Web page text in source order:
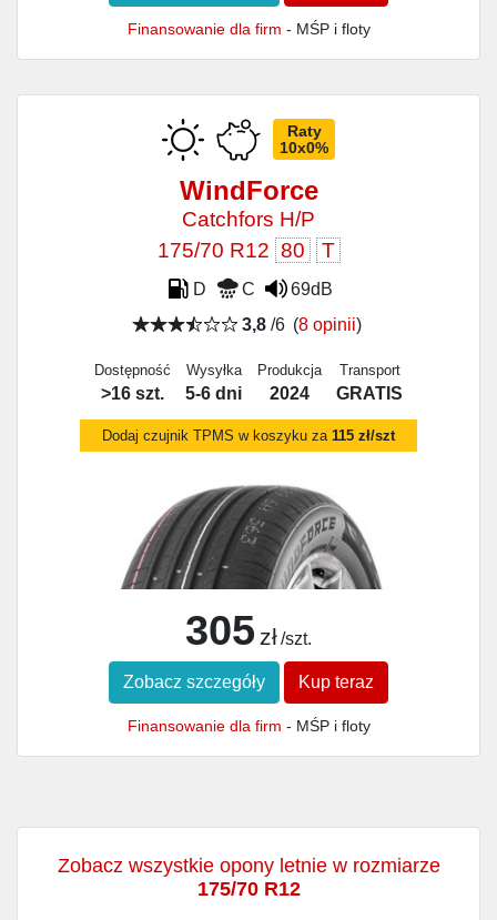
Finansowanie dla firm - MŚP i floty
Raty
10x0%
WindForce
Catchfors H/P
175/70 R12 80 T
D C
69dB
3,8 /6 (8 opinii)
Dostępność
>16 szt.
Wysyłka
5-6 dni
Produkcja
2024
Transport
GRATIS
Dodaj czujnik TPMS w koszyku za 115 zł/szt
305 zł /szt.
Zobacz szczegóły Kup teraz
Finansowanie dla firm - MŚP i floty
Zobacz wszystkie opony letnie w rozmiarze
175/70 R12